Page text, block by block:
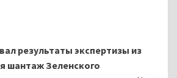
результаты экспертизы из
шантаж Зеленского